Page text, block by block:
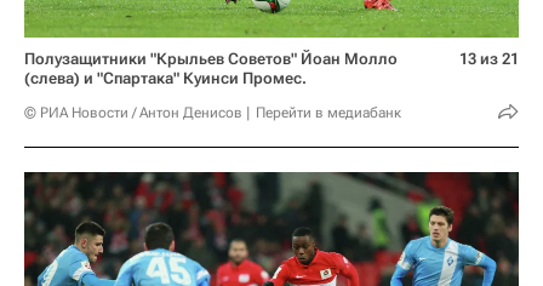
Полузащитники "Крыльев Советов" Йоан Молло
(слева) и "Спартака" Куинси Промес.
© РИА Новости / Антон Денисов Перейти в медиабанк
13 из 21